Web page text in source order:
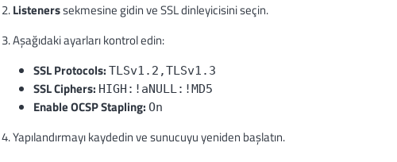
2.Listenerssekmesine gidin ve SSL dinleyicisini seçin.
3. Aşağıdaki ayarları kontrol edin:
SSL Protocols: TLSv1.2,TLSv1.3
SSL Ciphers: HIGH:!aNULL:!MD5
Enable OCSP Stapling: On
4. Yapılandırmayı kaydedin ve sunucuyu yeniden başlatın.